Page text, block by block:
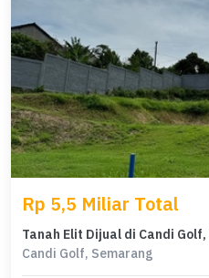
Rp 5,5 Miliar Total
Tanah Elit Dijual di Candi
Candi Golf, Semarang